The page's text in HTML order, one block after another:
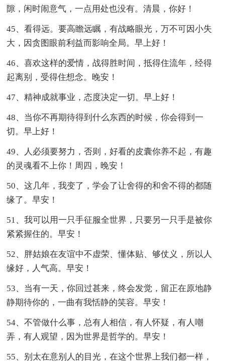
隙，闲时闹意气，一点用处也没有。清晨，你好！
45、看得远。要高瞻远瞩，有战略眼光，万不可因小失
大，因贪图眼前利益而影响全局。早上好！
46、喜欢这样的爱情，战得胜时间，抵得住流年，经得
起离别，受得住想念。晚安！
47、精神成就事业，态度决定一切。早上好！
48、当你不再期待得到什么东西的时候，你会得到一
切。早上好！
49、人必须要努力，否则，好看的皮囊你养不起，有趣
的灵魂看不上你！周四，晚安！
50、这几年，我变了，学会了让舍得的和舍不得的都随
缘了。早安！
51、我可以用一只手征服全世界，只要另一只手是被你
紧紧握住的。早安！
52、胖姑娘在友谊中不虚荣、懂体贴、够仗义，所以人
缘好，人气高。早安！
53、当有一天，你回过甚来，终会发觉，留正在原地静
静期待你的，一曲有我恬静的笑容。早安！
54、不管做什么事，总有人相信，有人怀疑，有人嘲
弄，有人观望，因为世界是哲学的。早安！
55、别太在意别人的目光，在这个世界上我们都一样，